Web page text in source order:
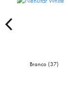
Branco (37)